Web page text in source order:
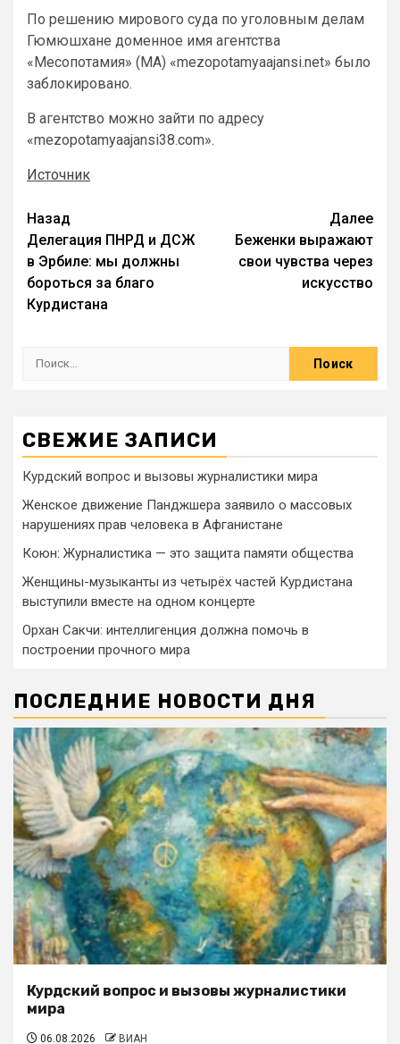
По решению мирового суда по уголовным делам
Гюмюшхане доменное имя агентства
«Месопотамия» (МА) «mezopotamyaajansi.net» было
заблокировано.
В агентство можно зайти по адресу
«mezopotamyaajansi38.com».
Источник
Назад
Делегация ПНРД и ДСЖ
в Эрбиле: мы должны
бороться за благо
Курдистана
Далее
Беженки выражают
свои чувства через
искусство
СВЕЖИЕ ЗАПИСИ
Курдский вопрос и вызовы журналистики мира
Женское движение Панджшера заявило о массовых
нарушениях прав человека в Афганистане
Коюн: Журналистика — это защита памяти общества
Женщины-музыканты из четырёх частей Курдистана
выступили вместе на одном концерте
Орхан Сакчи: интеллигенция должна помочь в
построении прочного мира
ПОСЛЕДНИЕ НОВОСТИ ДНЯ
Курдский вопрос и вызовы журналистики
мира
06.08.2026 ВИАН